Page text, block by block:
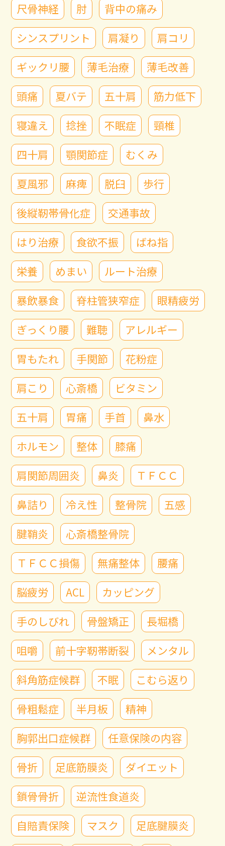
尺骨神経 肘
背中の痛み
シンスプリント
肩凝り
肩コリ
ギックリ腰
薄毛治療
薄毛改善
頭痛
夏バテ 五十肩
筋力低下
寝違え
捻挫 不眠症
頸椎
四十肩
顎関節症
むくみ
夏風邪
麻痺 脱臼
歩行
後縦靭帯骨化症
交通事故
はり治療
食欲不振
ばね指
栄養
めまい
ルート治療
暴飲暴食
脊柱管狭窄症
眼精疲労
ぎっくり腰
難聴
アレルギー
胃もたれ
手関節
花粉症
肩こり
心斎橋
ビタミン
五十肩
胃痛 手首
鼻水
ホルモン
整体
膝痛
肩関節周囲炎
鼻炎
ＴＦＣＣ
鼻詰り
冷え性 整骨院
五感
腱鞘炎
心斎橋整骨院
ＴＦＣＣ損傷
無痛整体
腰痛
脳疲労
ACL
カッピング
手のしびれ
骨盤矯正
長堀橋
咀嚼
前十字靭帯断裂
メンタル
斜角筋症候群
不眠
こむら返り
骨粗鬆症
半月板
精神
胸郭出口症候群
任意保険の内容
骨折
足底筋膜炎
ダイエット
鎖骨骨折
逆流性食道炎
自賠責保険
マスク
足底腱膜炎